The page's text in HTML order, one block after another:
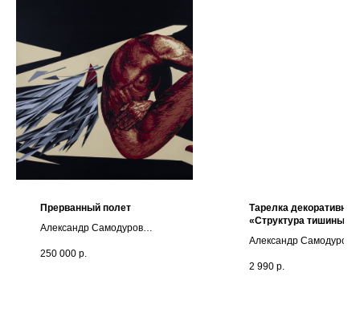
Прерванный полет
Александр Самодуров
пленка
250 000 р.
Тарелка декоративная
«Структура тишины»
Александр Самодуров
2 990 р.